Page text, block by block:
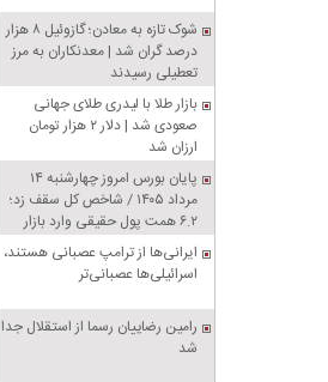
شوک تازه به معادن؛ گازوئیل ۸ هزار
درصد گران شد | معدنکاران به مرز
تعطیلی رسیدند
بازار طلا با لیدری طلای جهانی
صعودی شد | دلار ۲ هزار تومان
ارزان شد
پایان بورس امروز چهارشنبه ۱۴
مرداد ۱۴۰۵ / شاخص کل سقف زد؛
۶.۲ همت پول حقیقی وارد بازار
ایرانی‌ها از ترامپ عصبانی هستند،
اسرائیلی‌ها عصبانی‌تر
رامین رضاییان رسما از استقلال جدا
شد